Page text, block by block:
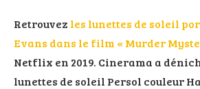
Retrouvez les lunettes de soleil
Evans dans le film « Murder
Netflix en 2019. Cinerama a
lunettes de soleil Persol couleur